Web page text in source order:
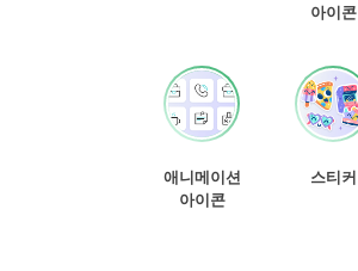
아이콘
애니메이션
아이콘
스티커